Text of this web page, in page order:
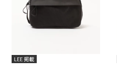
LEE 掲載